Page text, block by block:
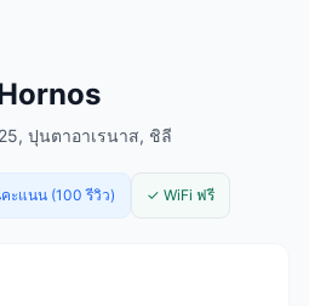
ปุนตาอาเรนาส, ชิลี
คะแนน (100 รีวิว) ✓ WiFi ฟรี